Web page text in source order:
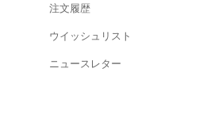
注文履歴
ウイッシュリスト
ニュースレター